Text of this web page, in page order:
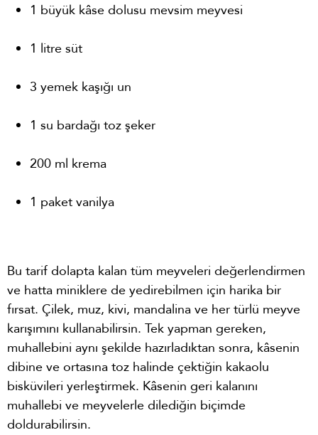
1 büyük kâse dolusu mevsim meyvesi
1 litre süt
3 yemek kaşığı un
1 su bardağı toz şeker
200 ml krema
1 paket vanilya
Bu tarif dolapta kalan tüm meyveleri değerlendirmen
ve hatta miniklere de yedirebilmen için harika bir
fırsat. Çilek, muz, kivi, mandalina ve her türlü meyve
karışımını kullanabilirsin. Tek yapman gereken,
muhallebini aynı şekilde hazırladıktan sonra, kâsenin
dibine ve ortasına toz halinde çektiğin kakaolu
bisküvileri yerleştirmek. Kâsenin geri kalanını
muhallebi ve meyvelerle dilediğin biçimde
doldurabilirsin.